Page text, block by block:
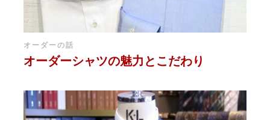
オーダーの話
オーダーシャツの魅力とこだわり